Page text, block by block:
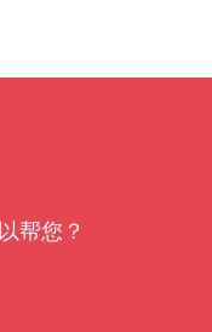
帮您？